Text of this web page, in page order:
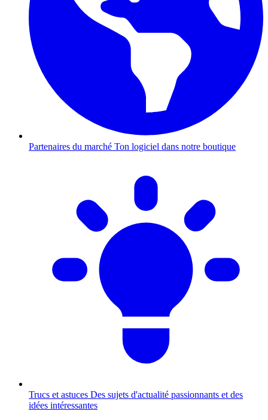
Partenaires du marché Ton logiciel dans notre boutique
Trucs et astuces Des sujets d'actualité passionnants et des
idées intéressantes